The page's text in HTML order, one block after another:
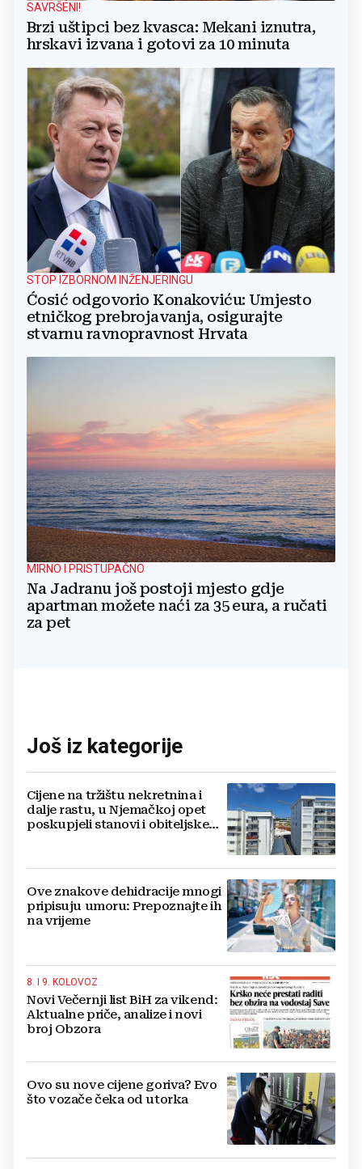
SAVRŠENI!
Brzi uštipci bez kvasca: Mekani iznutra,
hrskavi izvana i gotovi za 10 minuta
STOP IZBORNOM INŽENJERINGU
Ćosić odgovorio Konakoviću: Umjesto
etničkog prebrojavanja, osigurajte
stvarnu ravnopravnost Hrvata
MIRNO I PRISTUPAČNO
Na Jadranu još postoji mjesto gdje
apartman možete naći za 35 eura, a ručati
za pet
Još iz kategorije
Cijene na tržištu nekretnina i
dalje rastu, u Njemačkoj opet
poskupjeli stanovi i obiteljske
Ove znakove dehidracije mnogi
pripisuju umoru: Prepoznajte ih
na vrijeme
8. I 9. KOLOVOZ
Novi Večernji list BiH za vikend:
Aktualne priče, analize i novi
broj Obzora
Ovo su nove cijene goriva? Evo
što vozače čeka od utorka